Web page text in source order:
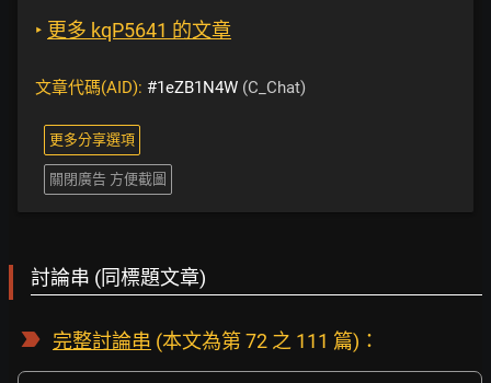
‣ 更多 kqP5641 的文章
文章代碼(AID): #1eZB1N4W (C_Chat)
更多分享選項
關閉廣告 方便截圖
討論串 (同標題文章)
完整討論串 (本文為第 72 之 111 篇)：